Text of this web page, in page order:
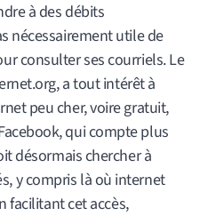
à des débits
nécessairement utile de
consulter ses courriels. Le
a tout intérêt à
peu cher, voire gratuit,
qui compte plus
désormais chercher à
y compris là où internet
facilitant cet accès,